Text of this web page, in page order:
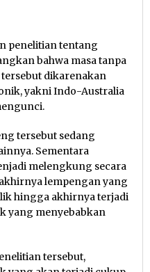
penelitian tentang
bahwa masa tanpa
dikarenakan
yakni Indo-Australia
tersebut sedang
Sementara
melengkung secara
lempengan yang
hingga akhirnya terjadi
yang menyebabkan
tersebut,